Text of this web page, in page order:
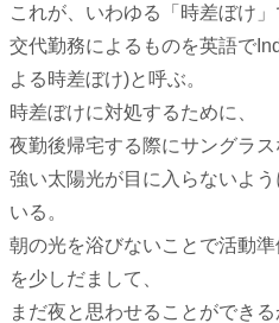
これが、いわゆる「時差ぼけ」
交代勤務によるものを英語で
よる時差ぼけ)と呼ぶ。
時差ぼけに対処するために、
夜勤後帰宅する際にサングラ
強い太陽光が目に入らないよ
いる。
朝の光を浴びないことで活動
を少しだまして、
まだ夜と思わせることができる